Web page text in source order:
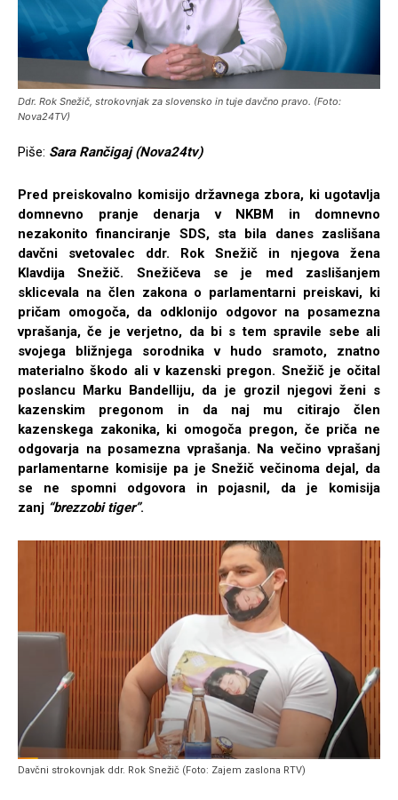
Ddr. Rok Snežič, strokovnjak za slovensko in tuje davčno pravo. (Foto:
Nova24TV)
Piše: Sara Rančigaj (Nova24tv)
Pred preiskovalno komisijo državnega zbora, ki ugotavlja
domnevno pranje denarja v NKBM in domnevno
nezakonito financiranje SDS, sta bila danes zaslišana
davčni svetovalec ddr. Rok Snežič in njegova žena
Klavdija Snežič. Snežičeva se je med zaslišanjem
sklicevala na člen zakona o parlamentarni preiskavi, ki
pričam omogoča, da odklonijo odgovor na posamezna
vprašanja, če je verjetno, da bi s tem spravile sebe ali
svojega bližnjega sorodnika v hudo sramoto, znatno
materialno škodo ali v kazenski pregon. Snežič je očital
poslancu Marku Bandelliju, da je grozil njegovi ženi s
kazenskim pregonom in da naj mu citirajo člen
kazenskega zakonika, ki omogoča pregon, če priča ne
odgovarja na posamezna vprašanja. Na večino vprašanj
parlamentarne komisije pa je Snežič večinoma dejal, da
se ne spomni odgovora in pojasnil, da je komisija
zanj “brezzobi tiger”.
Davčni strokovnjak ddr. Rok Snežič (Foto: Zajem zaslona RTV)